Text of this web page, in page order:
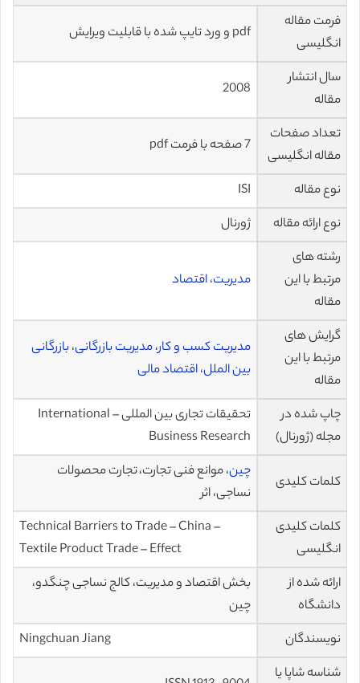
فرمت مقاله
انگلیسی
pdf و ورد تایپ شده با قابلیت ویرایش
سال انتشار
مقاله
2008
تعداد صفحات
مقاله انگلیسی
7 صفحه با فرمت pdf
نوع مقاله
ISI
نوع ارائه مقاله
ژورنال
رشته های
مرتبط با این
مقاله
مدیریت،اقتصاد
گرایش های
مرتبط با این
مقاله
مدیریت کسب و کار،مدیریت بازرگانی،بازرگانی
بین الملل،اقتصاد مالی
چاپ شده در
مجله (ژورنال)
تحقیقات تجاری بین المللی – International
Business Research
کلمات کلیدی
چین، موانع فنی تجارت، تجارت محصولات
نساجی، اثر
کلمات کلیدی
انگلیسی
Technical Barriers to Trade – China –
Textile Product Trade – Effect
ارائه شده از
دانشگاه
بخش اقتصاد و مدیریت، کالج نساجی چنگدو،
چین
نویسندگان
Ningchuan Jiang
شناسه شاپا یا